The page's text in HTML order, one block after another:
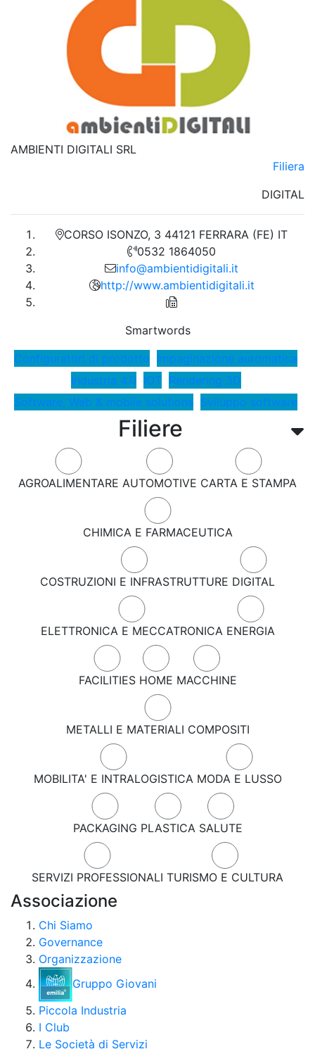
Filiere
AGROALIMENTARE AUTOMOTIVE CARTA E STAMPA
CHIMICA E FARMACEUTICA
COSTRUZIONI E INFRASTRUTTURE DIGITAL
ELETTRONICA E MECCATRONICA ENERGIA
FACILITIES HOME MACCHINE
METALLI E MATERIALI COMPOSITI
MOBILITA' E INTRALOGISTICA MODA E LUSSO
PACKAGING PLASTICA SALUTE
SERVIZI PROFESSIONALI TURISMO E CULTURA
AMBIENTI DIGITALI SRL
Filiera
DIGITAL
CORSO ISONZO, 3 44121 FERRARA (FE) IT
0532 1864050
info@ambientidigitali.it
http://www.ambientidigitali.it
Smartwords
Configuratori di prodotto Impaginazione automatica
Industria 4.0 IOT Rendering 3D
Software, Web & mobile solutions Sviluppo software
Associazione
Chi Siamo
Governance
Organizzazione
Gruppo Giovani
Piccola Industria
I Club
Le Società di Servizi